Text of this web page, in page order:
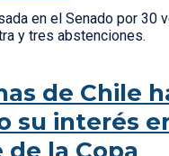
en el Senado por 30
y tres abstenciones.
de Chile
su interés